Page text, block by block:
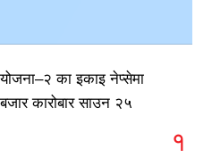
का इकाइ नेप्सेमा
कारोबार साउन २५
१